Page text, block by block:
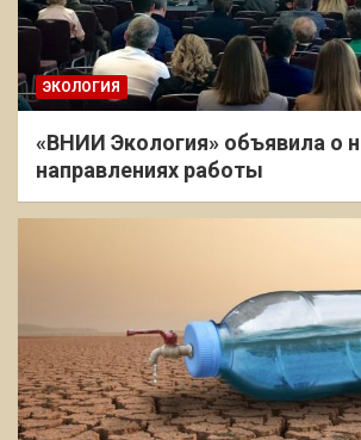
ЭКОЛОГИЯ
«ВНИИ Экология» объявила о
направлениях работы